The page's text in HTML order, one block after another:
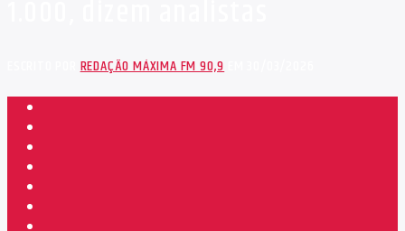
ESCRITO PORREDAÇÃO MÁXIMA FM 90,9EM 30/03/2026